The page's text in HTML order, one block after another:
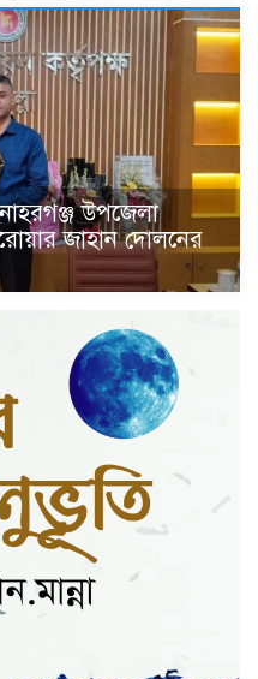
উপজেলা
জাহান দোলনের